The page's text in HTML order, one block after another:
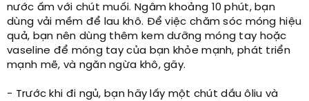
nước ấm với chút muối. Ngâm khoảng 10 phút, bạn
dùng vải mềm để lau khô. Để việc chăm sóc móng hiệu
quả, bạn nên dùng thêm kem dưỡng móng tay hoặc
vaseline để móng tay của bạn khỏe mạnh, phát triển
mạnh mẽ, và ngăn ngừa khô, gãy.
- Trước khi đi ngủ, bạn hãy lấy một chút dầu ôliu và